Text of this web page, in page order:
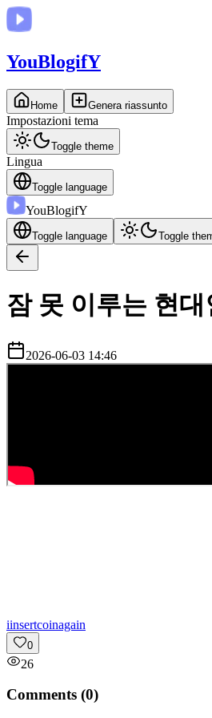
YouBlogifY
Home Genera riassunto
Impostazioni tema
Toggle theme
Lingua
Toggle language
YouBlogifY
Toggle language Toggle
잠 못 이루는 현
2026-06-03 14:46
iinsertcoinagain
0
26
Comments (0)